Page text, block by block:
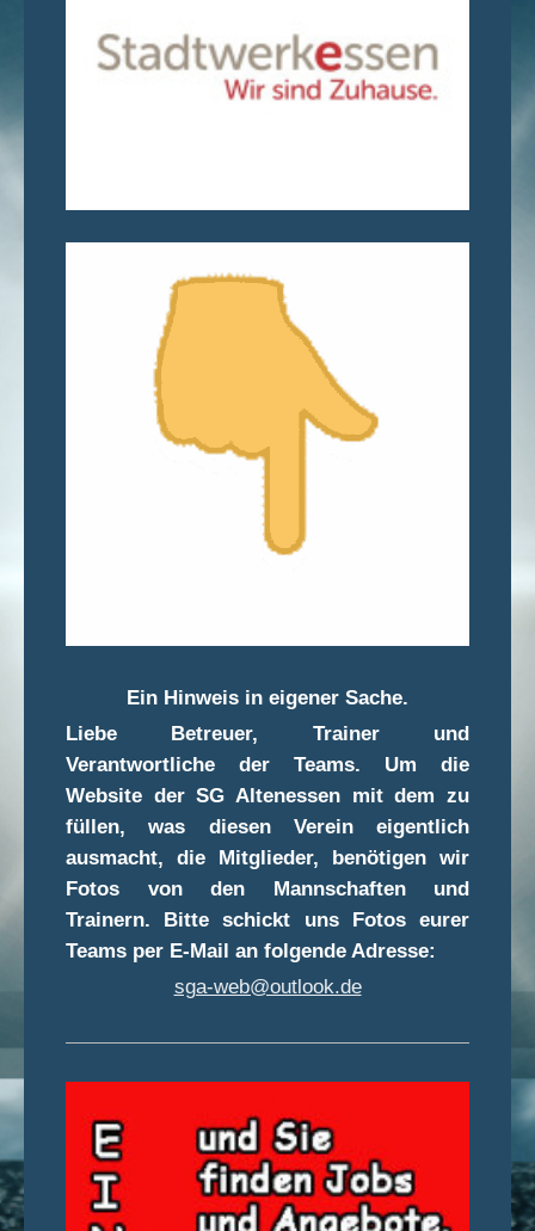
Ein Hinweis in eigener Sache.
Liebe Betreuer, Trainer und
Verantwortliche der Teams. Um die
Website der SG Altenessen mit dem zu
füllen, was diesen Verein eigentlich
ausmacht, die Mitglieder, benötigen wir
Fotos von den Mannschaften und
Trainern. Bitte schickt uns Fotos eurer
Teams per E-Mail an folgende Adresse:
sga-web@outlook.de